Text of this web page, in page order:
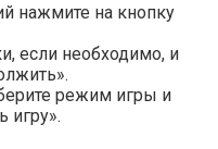
нажмите на кнопку
если необходимо, и
режим игры и
игру».